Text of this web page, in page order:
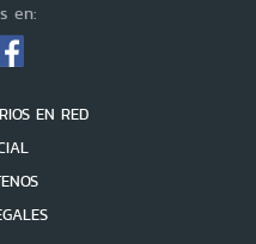
en:
EN RED